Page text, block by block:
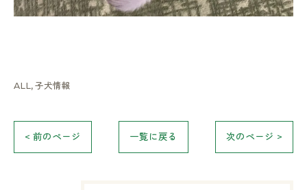
ALL 子犬情報
< 前のページ 一覧に戻る 次のページ >